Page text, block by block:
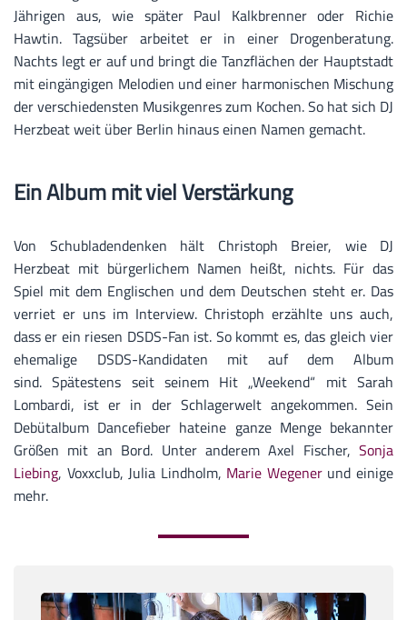
Jährigen aus, wie später Paul Kalkbrenner oder Richie
Hawtin.Tagsüber arbeitet er in einer Drogenberatung.
Nachts legt er auf und bringt die Tanzflächen der Hauptstadt
mit eingängigen Melodien und einer harmonischen Mischung
der verschiedensten Musikgenres zum Kochen. So hat sich DJ
Herzbeat weit über Berlin hinaus einen Namen gemacht.
Ein Album mit viel Verstärkung
Von Schubladendenken hält Christoph Breier, wie DJ
Herzbeat mit bürgerlichem Namen heißt, nichts. Für das
Spiel mit dem Englischen und dem Deutschen steht er. Das
verriet er uns im Interview. Christoph erzählte uns auch,
dass er ein riesen DSDS-Fan ist. So kommt es, das gleich vier
ehemalige DSDS-Kandidaten mit auf dem Album
sind.Spätestens seit seinem Hit „Weekend“ mit Sarah
Lombardi, ist er in der Schlagerwelt angekommen. Sein
Debütalbum Dancefieber hateine ganze Menge bekannter
Größen mit an Bord. Unter anderem Axel Fischer, Sonja
Liebing, Voxxclub, Julia Lindholm, Marie Wegenerund einige
mehr.